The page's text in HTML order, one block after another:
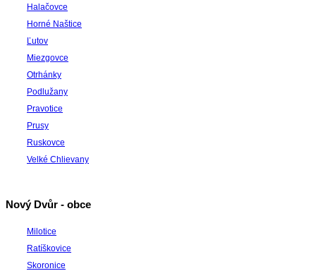
Halačovce
Horné Naštice
Ľutov
Miezgovce
Otrhánky
Podlužany
Pravotice
Prusy
Ruskovce
Velké Chlievany
Nový Dvůr - obce
Milotice
Ratíškovice
Skoronice